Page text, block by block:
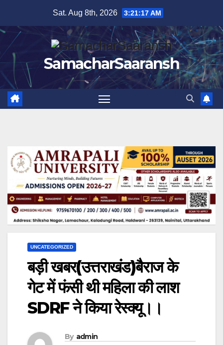
content
Sat. Aug 8th, 2026 3:21:18 AM
SamacharSaaransh
UNCATEGORIZED
बड़ी खबर(उत्तराखंड)बैराज के
गेट में फंसी थी महिला की लाश
SDRF ने किया रेस्क्यू।।
By admin